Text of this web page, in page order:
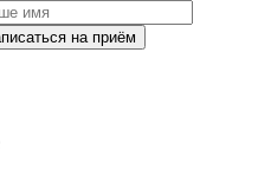
на приём